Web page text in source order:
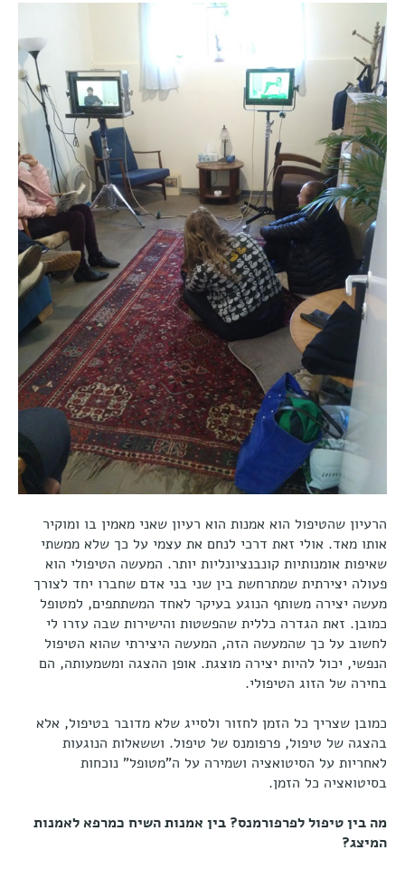
הרעיון שהטיפול הוא אמנות הוא רעיון שאני מאמין בו ומוקיר
אותו מאד. אולי זאת דרכי לנחם את עצמי על כך שלא ממשתי
שאיפות אומנותיות קונבנציונליות יותר. המעשה הטיפולי הוא
פעולה יצירתית שמתרחשת בין שני בני אדם שחברו יחד לצורך
מעשה יצירה משותף הנוגע בעיקר לאחד המשתתפים, למטופל
כמובן. זאת הגדרה כללית שהפשטות והישירות שבה עזרו לי
לחשוב על כך שהמעשה הזה, המעשה היצירתי שהוא הטיפול
הנפשי, יכול להיות יצירה מוצגת. אופן ההצגה ומשמעותה, הם
בחירה של הזוג הטיפולי.
כמובן שצריך כל הזמן לחזור ולסייג שלא מדובר בטיפול, אלא
בהצגה של טיפול, פרפומנס של טיפול. וששאלות הנוגעות
לאחריות על הסיטואציה ושמירה על ה"מטופל" נוכחות
בסיטואציה כל הזמן.
מה בין טיפול לפרפורמנס? בין אמנות השיח כמרפא לאמנות
המיצג?